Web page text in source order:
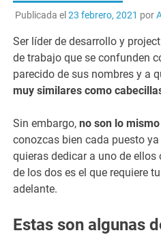
Publicada el 23 febrero, 2021 por
Ser líder de desarrollo y
de trabajo que se confunden
parecido de sus nombres y a
muy similares como
Sin embargo,no son lo mismo
conozcas bien cada puesto
quieras dedicar a uno de ellos
de los dos es el que requiere
adelante.
Estas son algunas